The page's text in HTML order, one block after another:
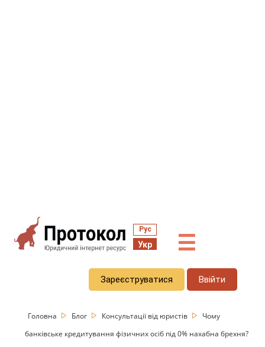
Рус
Укр ☰
Зареєструватися Ввійти
Головна Блог Консультації від юристів
Чому
банківське кредитування фізичних осіб під 0% нахабна брехня?